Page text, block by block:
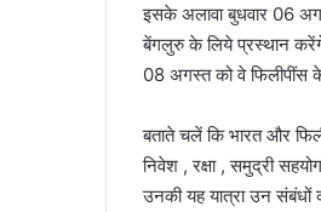
इसके अलावा बुधवार 06
बेंगलुरु के लिये प्रस्थान
08 अगस्त को वे फिलीपींस के
बताते चलें कि भारत और
निवेश , रक्षा , समुद्री
उनकी यह यात्रा उन संबंधों